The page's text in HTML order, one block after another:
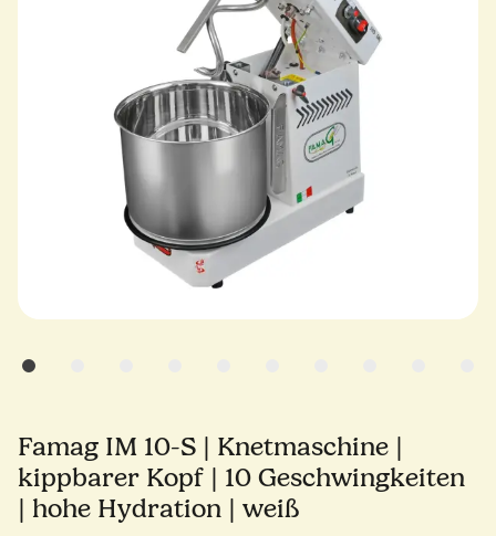
Famag IM 10-S | Knetmaschine |
kippbarer Kopf | 10 Geschwingkeiten
| hohe Hydration | weiß